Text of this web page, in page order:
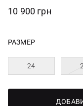
10 900 грн
РАЗМЕР
24